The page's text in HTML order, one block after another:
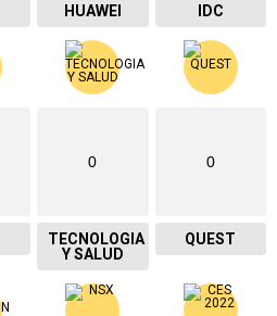
HUAWEI IDC
0
TECNOLOGIA
Y SALUD
0
QUEST